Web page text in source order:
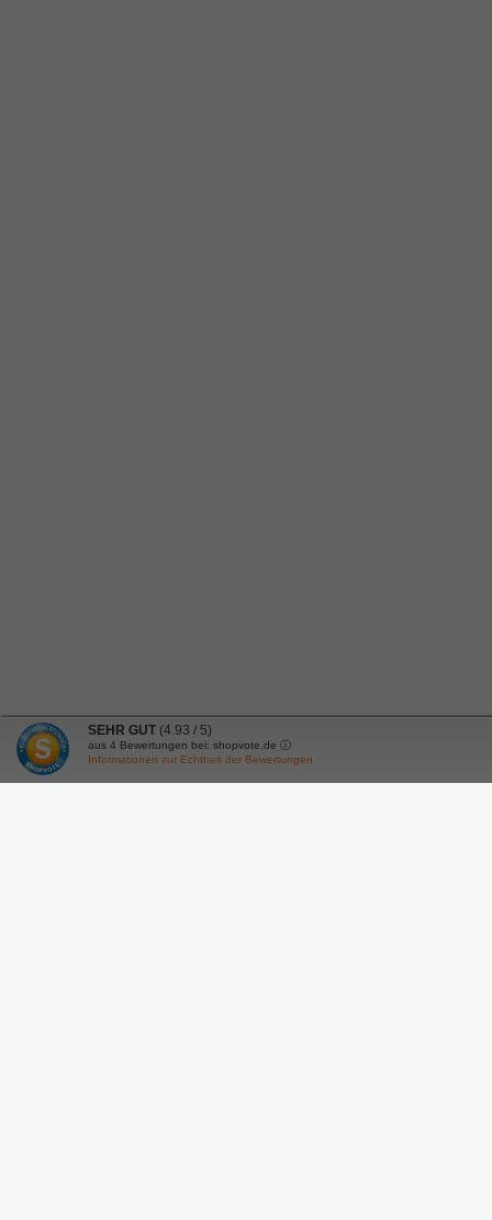
SEHR GUT (4.93 / 5)
aus 4 Bewertungen bei: shopvote.de ⓘ
Informationen zur Echtheit der Bewertungen